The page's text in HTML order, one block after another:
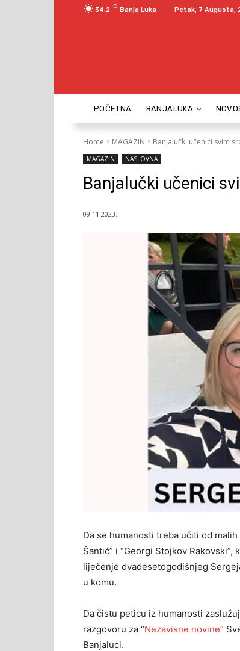
34.2 C Banja Luka Petak, 7 Augusta,
POČETNA BANJALUKA
Home MAGAZIN Banjalučki učenici svim
MAGAZIN NASLOVNA
Banjalučki učenici
09.11.2023.
Da se humanosti treba učiti od
Šantić” i “Georgi Stojkov
liječenje dvadesetogodišnjeg
u komu.
Da čistu peticu iz humanosti
razgovoru za “Nezavisne novine”
Banjaluci.